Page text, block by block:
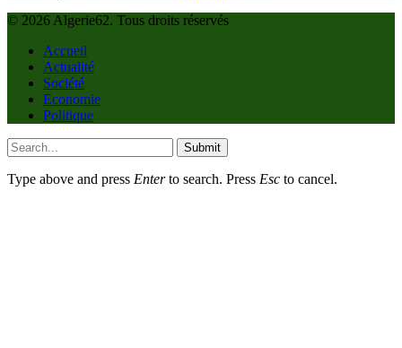
© 2026 Algerie62. Tous droits réservés
Accueil
Actualité
Société
Economie
Politique
Submit
Type above and press Enterto search. Press Esc to cancel.